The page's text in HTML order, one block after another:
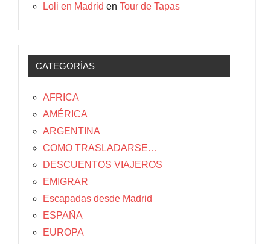
Loli en Madrid en Tour de Tapas
CATEGORÍAS
AFRICA
AMÉRICA
ARGENTINA
COMO TRASLADARSE…
DESCUENTOS VIAJEROS
EMIGRAR
Escapadas desde Madrid
ESPAÑA
EUROPA